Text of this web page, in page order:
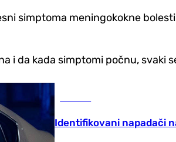
simptoma meningokokne
i da kada simptomi počnu, svaki
Identifikovani napadači